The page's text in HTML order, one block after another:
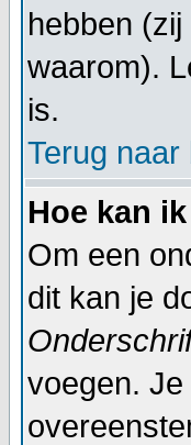
hebben
waarom).
is.
Terug naar
Hoe kan
Om een
dit kan je
voegen.